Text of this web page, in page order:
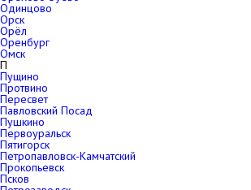
Одинцово
Орск
Орёл
Оренбург
Омск
П
Пущино
Протвино
Пересвет
Павловский Посад
Пушкино
Первоуральск
Пятигорск
Петропавловск-Камчатский
Прокопьевск
Псков